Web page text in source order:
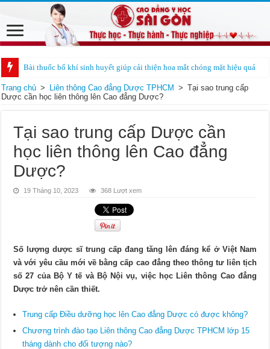
Bài thuốc bổ khí sinh huyết giúp cải thiện hoa mắt chóng mặt hiệu quả
Trang chủ > Liên thông Cao đẳng Dược TPHCM > Tại sao trung cấp
Dược cần học liên thông lên Cao đẳng Dược?
Tại sao trung cấp Dược cần
học liên thông lên Cao đẳng
Dược?
19 Tháng 10, 2023 368 Lượt xem
Số lượng dược sĩ trung cấp đang tăng lên đáng kể ở Việt Nam
và với yêu cầu mới về bằng cấp cao đẳng theo thông tư liên tịch
số 27 của Bộ Y tế và Bộ Nội vụ, việc học Liên thông Cao đẳng
Dược trở nên cần thiết.
Trung cấp Điều dưỡng học lên Cao đẳng Dược có được không?
Chương trình đào tạo Liên thông Cao đẳng Dược TPHCM lớp 15
tháng dành cho đối tượng nào?